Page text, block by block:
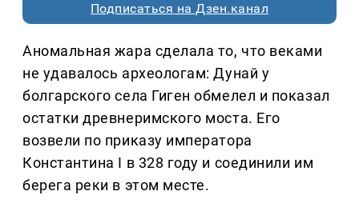
Подписаться на Дзен.канал
Аномальная жара сделала то, что веками
не удавалось археологам: Дунай у
болгарского села Гиген обмелел и показал
остатки древнеримского моста. Его
возвели по приказу императора
Константина I в 328 году и соединили им
берега реки в этом месте.